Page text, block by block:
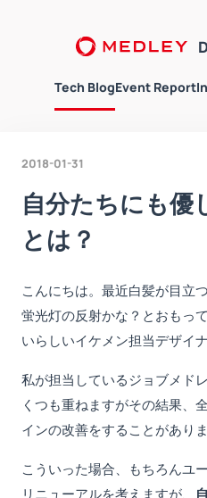
Tech BlogEvent Report
2018-01-31
自分たちにも優
とは？
こんにちは。最近白髪が目立
蛍光灯の反射かな？とおもっ
いらしいイケメン担当デザイ
私が担当しているジョブメド
くつも重ねますがその結果、
インの改善をすることがありま
こういった場合、もちろんユ
リニューアルを考えますが、